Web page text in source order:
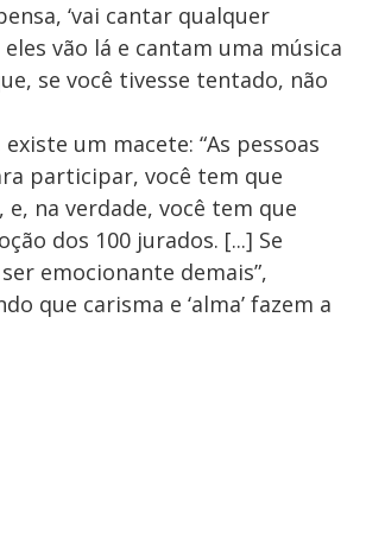
‘vai cantar qualquer
eles vão lá e cantam uma música
se você tivesse tentado, não
um macete: “As pessoas
participar, você tem que
e, na verdade, você tem que
dos 100 jurados. [...] Se
emocionante demais”,
que carisma e ‘alma’ fazem a